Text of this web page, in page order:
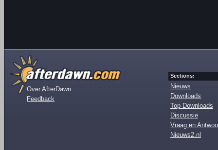
Over AfterDawn
Feedback
Sections:
Nieuws
Downloads
Top Downloads
Discussie
Vraag en
Nieuws2.nl